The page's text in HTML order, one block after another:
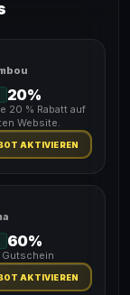
20%
20 % Rabatt auf
Website.
AKTIVIEREN
60%
Gutschein
AKTIVIEREN